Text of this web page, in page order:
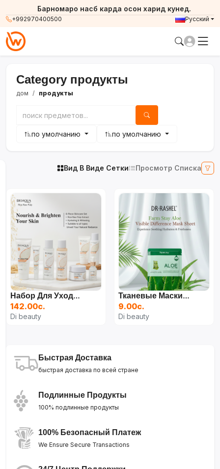
+992970400500
Барномаро насб карда осон харид кунед.
Русский
Category продукты
дом продукты
по умолчанию по умолчанию
Вид В Виде Сетки Просмотр Списка
Набор Для Ухода За Лицом Bioaqua 6 В 1, Омолаживающий С Экстрактом Риса
142.00с.
Di beauty
Тканевые Маски Для Лица, 25 Мл
9.00с.
Di beauty
Быстрая Доставка
быстрая доставка по всей стране
Подлинные Продукты
100% подлинные продукты
100% Безопасный Платеж
We Ensure Secure Transactions